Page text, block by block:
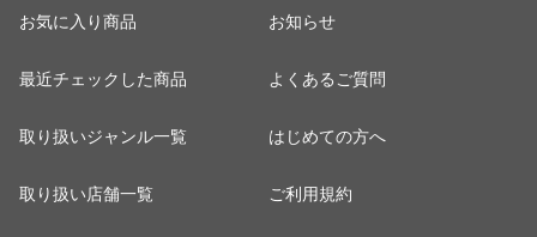
お気に入り商品
最近チェックした商品
取り扱いジャンル一覧
取り扱い店舗一覧
お知らせ
よくあるご質問
はじめての方へ
ご利用規約